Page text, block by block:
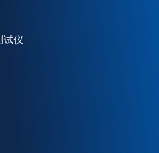
试仪